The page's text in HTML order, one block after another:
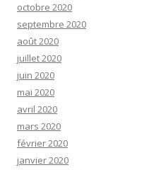
octobre 2020
septembre 2020
août 2020
juillet 2020
juin 2020
mai 2020
avril 2020
mars 2020
février 2020
janvier 2020